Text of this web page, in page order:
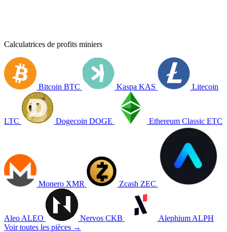
Calculatrices de profits miniers
Bitcoin BTC Kaspa KAS Litecoin
LTC Dogecoin DOGE Ethereum Classic ETC
Monero XMR Zcash ZEC
Aleo ALEO Nervos CKB Alephium ALPH
Voir toutes les pièces →